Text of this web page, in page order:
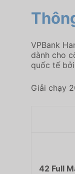
VPBank
dành cho
quốc tế
Giải chạy
42 Full